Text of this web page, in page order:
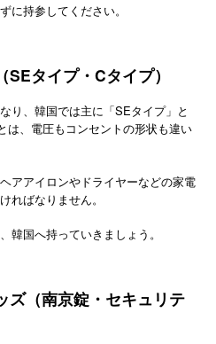
に持参してください。
タイプ・Cタイプ）
り、韓国では主に「SEタイプ」と
は、電圧もコンセントの形状も違い
アアイロンやドライヤーなどの家電
ればなりません。
韓国へ持っていきましょう。
ズ（南京錠・セキュリテ